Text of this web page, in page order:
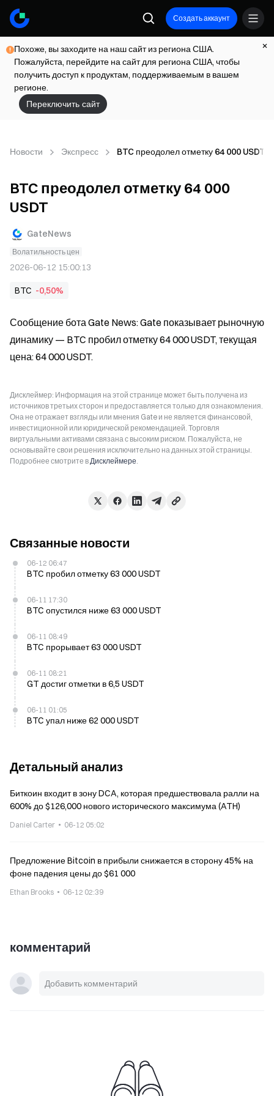
Создать аккаунт
Похоже, вы заходите на наш сайт из региона США.
Пожалуйста, перейдите на сайт для региона США, чтобы
получить доступ к продуктам, поддерживаемым в вашем
регионе.
Переключить сайт
Новости Экспресс BTC преодолел отметку 64 000 USDT
BTC преодолел отметку 64 000
USDT
GateNews
Волатильность цен
2026-06-12 15:00:13
BTC -0,50%
Сообщение бота Gate News: Gate показывает рыночную
динамику — BTC пробил отметку 64 000 USDT, текущая
цена: 64 000 USDT.
Дисклеймер: Информация на этой странице может быть получена из
источников третьих сторон и предоставляется только для ознакомления.
Она не отражает взгляды или мнения Gate и не является финансовой,
инвестиционной или юридической рекомендацией. Торговля
виртуальными активами связана с высоким риском. Пожалуйста, не
основывайте свои решения исключительно на данных этой страницы.
Подробнее смотрите вДисклеймере.
Связанные новости
06-12 06:47
BTC пробил отметку 63 000 USDT
06-11 17:30
BTC опустился ниже 63 000 USDT
06-11 08:49
BTC прорывает 63 000 USDT
06-11 08:21
GT достиг отметки в 6,5 USDT
06-11 01:05
BTC упал ниже 62 000 USDT
Детальный анализ
Биткоин входит в зону DCA, которая предшествовала ралли на
600% до $126,000 нового исторического максимума (ATH)
Daniel Carter 06-12 05:02
Предложение Bitcoin в прибыли снижается в сторону 45% на
фоне падения цены до $61 000
Ethan Brooks 06-12 02:39
комментарий